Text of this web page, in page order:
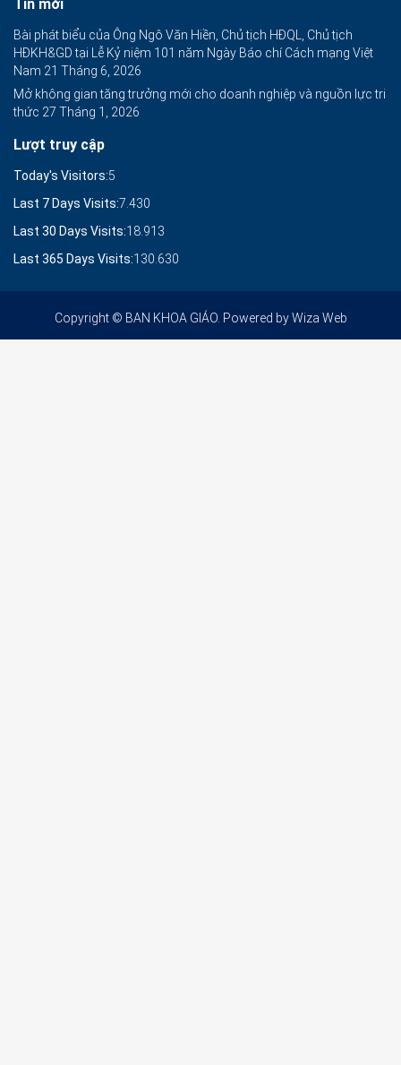
Tin mới
Bài phát biểu của Ông Ngô Văn Hiền, Chủ tịch HĐQL, Chủ tịch
HĐKH&GD tại Lễ Kỷ niệm 101 năm Ngày Báo chí Cách mạng Việt
Nam 21 Tháng 6, 2026
Mở không gian tăng trưởng mới cho doanh nghiệp và nguồn lực tri
thức 27 Tháng 1, 2026
Lượt truy cập
Today's Visitors:5
Last 7 Days Visits:7.430
Last 30 Days Visits:18.913
Last 365 Days Visits:130.630
Copyright © BAN KHOA GIÁO. Powered byWiza Web